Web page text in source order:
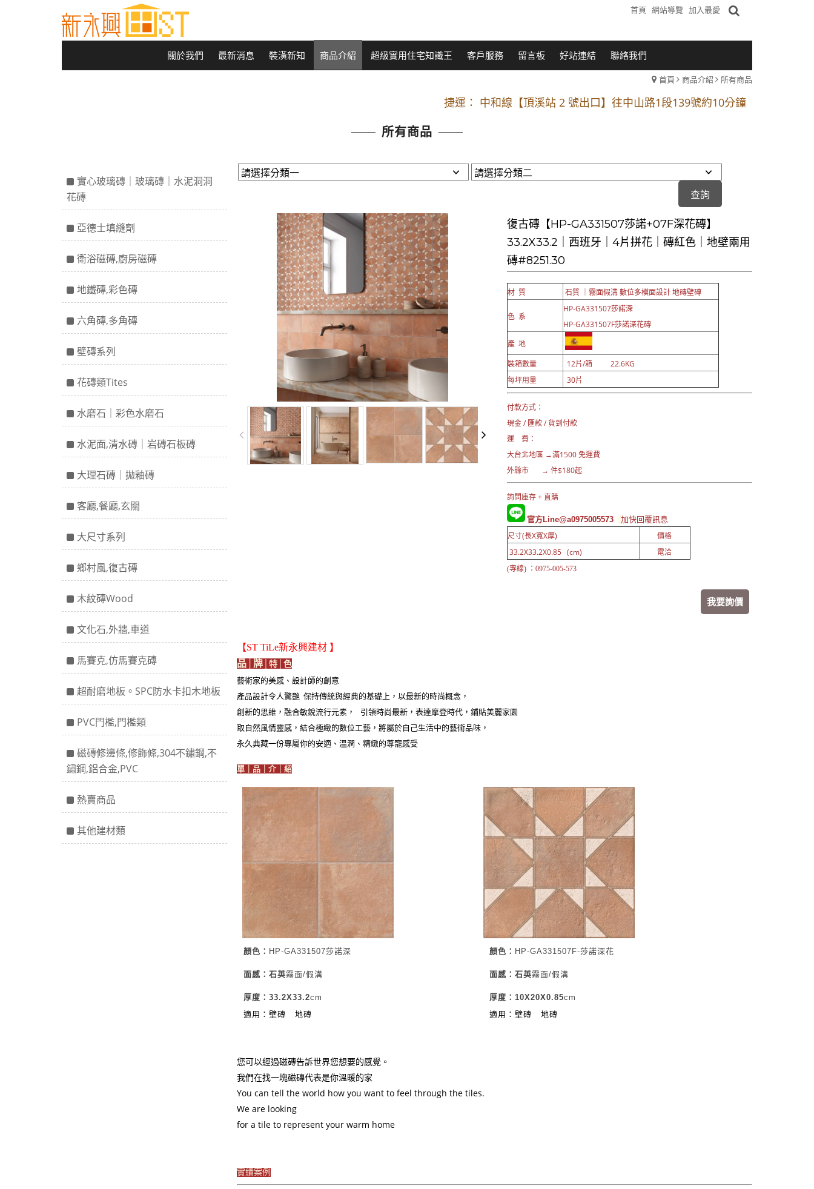
首頁 網站導覽 加入最愛
關於我們 最新消息 裝潢新知 商品介紹 超級實用住宅知識王 客戶服務 留言板 好站連結 聯絡我們
首頁 商品介紹 所有商品
開車：中山路1段 到永平路路口(樂華夜市口)門口可停車
捷運： 中和線【頂溪站 2 號出口】往中山路1段139號約10分鐘
原Line已滿 無法加Line好友 請親愛的客戶加入 LINE官方帳號@a0975005573
捷運： 中和線【頂溪站 2 號出口】往中山路1段139號約10分鐘
原Line已滿 無法加Line好友 請親愛的客戶加入 LINE官方帳號@a0975005573
所有商品
實心玻璃磚｜玻璃磚｜水泥洞洞
花磚
亞德士填縫劑
衛浴磁磚,廚房磁磚
地鐵磚,彩色磚
六角磚,多角磚
壁磚系列
花磚類Tites
水磨石｜彩色水磨石
水泥面,清水磚｜岩磚石板磚
大理石磚｜拋釉磚
客廳,餐廳,玄關
大尺寸系列
鄉村風,復古磚
木紋磚Wood
文化石,外牆,車道
馬賽克,仿馬賽克磚
超耐磨地板。SPC防水卡扣木地板
PVC門檻,門檻類
磁磚修邊條,修飾條,304不鏽鋼,不
鏽鋼,鋁合金,PVC
熱賣商品
其他建材類
復古磚【HP-GA331507莎諾+07F深花磚】
33.2X33.2｜西班牙｜4片拼花｜磚紅色｜地壁兩用
磚#8251.30
材 質 石質 ｜霧面假溝 數位多模面設計 地磚壁磚
色 系
HP-GA331507莎諾深
HP-GA331507F莎諾深花磚
產 地
裝箱數量
12片/箱 22.6KG
每坪用量
30片
付款方式：
現金 / 匯款 / 貨到付款
運 費：
大台北地區 →滿1500 免運費
外縣市 → 件$180起
詢問庫存 + 直購
官方Line@a0975005573 加快回覆訊息
尺寸(長X寬X厚)
價格
33.2X33.2X0.85 (cm)
電洽
(專線) ：0975-005-573
我要詢價
【ST TiLe新永興建材 】
品│牌 │特│色
藝術家的美感、設計師的創意
產品設計令人驚艷 保持傳統與經典的基礎上，以最新的時尚概念，
創新的思維，融合敏銳流行元素， 引領時尚最新，表達摩登時代，鋪貼美麗家園
取自然風情靈感，結合極緻的數位工藝，將屬於自己生活中的藝術品味，
永久典藏一份專屬你的安適、溫潤、精緻的尊寵感受
單｜品｜介｜紹
顏色： HP-GA331507莎諾深
面感：石英霧面/假溝
厚度：33.2X33.2cm
適用：壁磚
地磚
顏色： HP-GA331507F-莎諾深花
面感：石英霧面/假溝
厚度：10X20X0.85cm
適用：壁磚
地磚
您可以經過磁磚告訴世界您想要的感覺。
我們在找一塊磁磚代表是你溫暖的家
You can tell the world how you want to feel through the tiles.
We are looking
for a tile to represent your warm home
實績案例